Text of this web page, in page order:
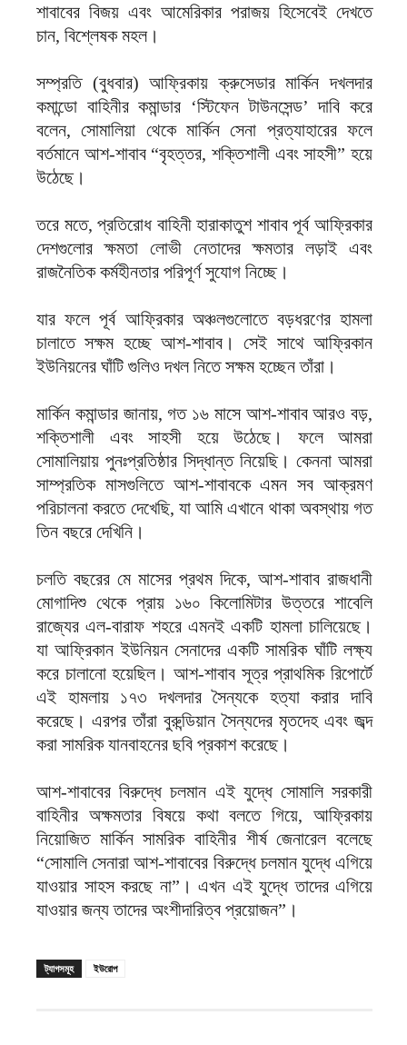
শাবাবের বিজয় এবং আমেরিকার পরাজয় হিসেবেই দেখতে
চান, বিশ্লেষক মহল।
সম্প্রতি (বুধবার) আফ্রিকায় ক্রুসেডার মার্কিন দখলদার
কমান্ডো বাহিনীর কমান্ডার ‘স্টিফেন টাউনসেন্ড’ দাবি করে
বলেন, সোমালিয়া থেকে মার্কিন সেনা প্রত্যাহারের ফলে
বর্তমানে আশ-শাবাব “বৃহত্তর, শক্তিশালী এবং সাহসী” হয়ে
উঠেছে।
তরে মতে, প্রতিরোধ বাহিনী হারাকাতুশ শাবাব পূর্ব আফ্রিকার
দেশগুলোর ক্ষমতা লোভী নেতাদের ক্ষমতার লড়াই এবং
রাজনৈতিক কর্মহীনতার পরিপূর্ণ সুযোগ নিচ্ছে।
যার ফলে পূর্ব আফ্রিকার অঞ্চলগুলোতে বড়ধরণের হামলা
চালাতে সক্ষম হচ্ছে আশ-শাবাব। সেই সাথে আফ্রিকান
ইউনিয়নের ঘাঁটি গুলিও দখল নিতে সক্ষম হচ্ছেন তাঁরা।
মার্কিন কমান্ডার জানায়, গত ১৬ মাসে আশ-শাবাব আরও বড়,
শক্তিশালী এবং সাহসী হয়ে উঠেছে। ফলে আমরা
সোমালিয়ায় পুনঃপ্রতিষ্ঠার সিদ্ধান্ত নিয়েছি। কেননা আমরা
সাম্প্রতিক মাসগুলিতে আশ-শাবাবকে এমন সব আক্রমণ
পরিচালনা করতে দেখেছি, যা আমি এখানে থাকা অবস্থায় গত
তিন বছরে দেখিনি।
চলতি বছরের মে মাসের প্রথম দিকে, আশ-শাবাব রাজধানী
মোগাদিশু থেকে প্রায় ১৬০ কিলোমিটার উত্তরে শাবেলি
রাজ্যের এল-বারাফ শহরে এমনই একটি হামলা চালিয়েছে।
যা আফ্রিকান ইউনিয়ন সেনাদের একটি সামরিক ঘাঁটি লক্ষ্য
করে চালানো হয়েছিল। আশ-শাবাব সূত্র প্রাথমিক রিপোর্টে
এই হামলায় ১৭৩ দখলদার সৈন্যকে হত্যা করার দাবি
করেছে। এরপর তাঁরা বুরুন্ডিয়ান সৈন্যদের মৃতদেহ এবং জব্দ
করা সামরিক যানবাহনের ছবি প্রকাশ করেছে।
আশ-শাবাবের বিরুদ্ধে চলমান এই যুদ্ধে সোমালি সরকারী
বাহিনীর অক্ষমতার বিষয়ে কথা বলতে গিয়ে, আফ্রিকায়
নিয়োজিত মার্কিন সামরিক বাহিনীর শীর্ষ জেনারেল বলেছে
“সোমালি সেনারা আশ-শাবাবের বিরুদ্ধে চলমান যুদ্ধে এগিয়ে
যাওয়ার সাহস করছে না”। এখন এই যুদ্ধে তাদের এগিয়ে
যাওয়ার জন্য তাদের অংশীদারিত্ব প্রয়োজন”।
ট্যাগসমূহ ইউরোপ